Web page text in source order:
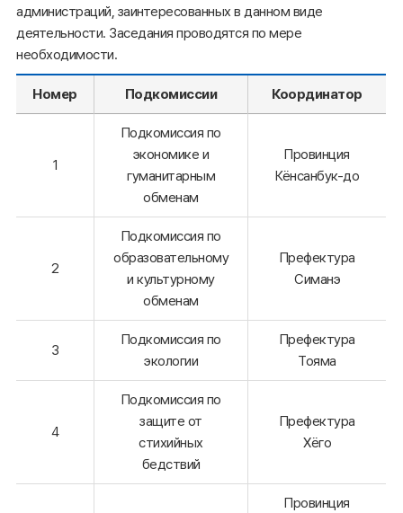
администраций, заинтересованных в данном виде
деятельности. Заседания проводятся по мере
необходимости.
Номер Подкомиссии Координатор
1
Подкомиссия по
экономике и
гуманитарным
обменам
Провинция
Кёнсанбук-до
2
Подкомиссия по
образовательному
и культурному
обменам
Префектура
Симанэ
3
Подкомиссия по
экологии
Префектура
Тояма
4
Подкомиссия по
защите от
стихийных
бедствий
Префектура
Хёго
Провинция